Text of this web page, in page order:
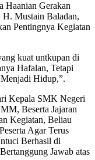
Haanian Gerakan
Mustain Baladan,
Pentingnya Kegiatan
kuat untkupan di
Hafalan, Tetapi
Hidup,”.
Kepala SMK Negeri
Beserta Jajaran
Kegiatan, Beliau
Agar Terus
Berhasil di
Jawab atas